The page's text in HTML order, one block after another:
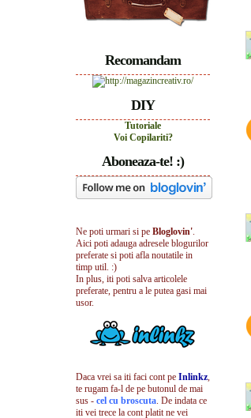
Recomandam
DIY
Tutoriale
Voi Copilariti?
Aboneaza-te! :)
Ne poti urmari si pe Bloglovin'.
Aici poti adauga adresele blogurilor
preferate si poti afla noutatile in
timp util. :)
In plus, iti poti salva articolele
preferate, pentru a le putea gasi mai
usor.
Daca vrei sa iti faci cont pe Inlinkz,
te rugam fa-l de pe butonul de mai
sus - cel cu broscuta. De indata ce
iti vei trece la cont platit ne vei